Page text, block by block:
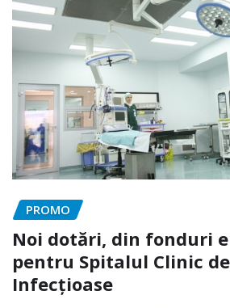
PROMO
Noi dotări, din fonduri
pentru Spitalul Clinic
Infecțioase